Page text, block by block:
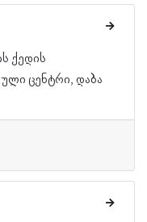
ქედის
ცენტრი, დაბა